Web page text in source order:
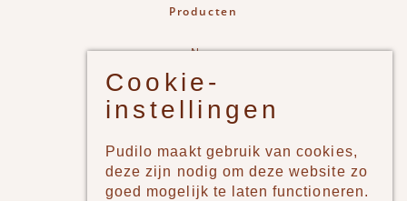
Producten
New
Jongens
Meisjes
Merken
Cookie-
instellingen
Pudilo maakt gebruik van cookies,
deze zijn nodig om deze website zo
goed mogelijk te laten functioneren.